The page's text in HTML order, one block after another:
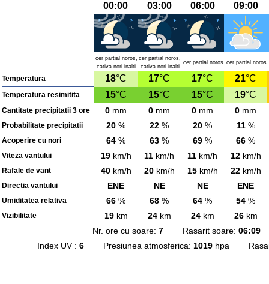
00:00 03:00 06:00 09:00
cer partial noros,
cativa nori inalti
cer partial noros,
cativa nori inalti
cer partial noros cer partial noros
Temperatura 18°C 17°C 17°C 21°C
Temperatura resimitita 15°C 15°C 15°C 19°C
Cantitate precipitatii 3 ore 0 mm 0 mm 0 mm 0 mm
Probabilitate precipitatii 20 % 22 % 20 % 11%
Acoperire cu nori 64 % 63 % 69 % 66 %
Viteza vantului 19km/h 11 km/h 11 km/h 12km/h
Rafale de vant 40km/h 20km/h 15km/h 22km/h
Directia vantului ENE NE NE ENE
Umiditatea relativa 66 % 68 % 64 % 54 %
Vizibilitate 19km 24km 24km 26km
Nr. ore cu soare: 7Rasarit soare: 06:09
Index UV : 6Presiunea atmosferica: 1019hpa